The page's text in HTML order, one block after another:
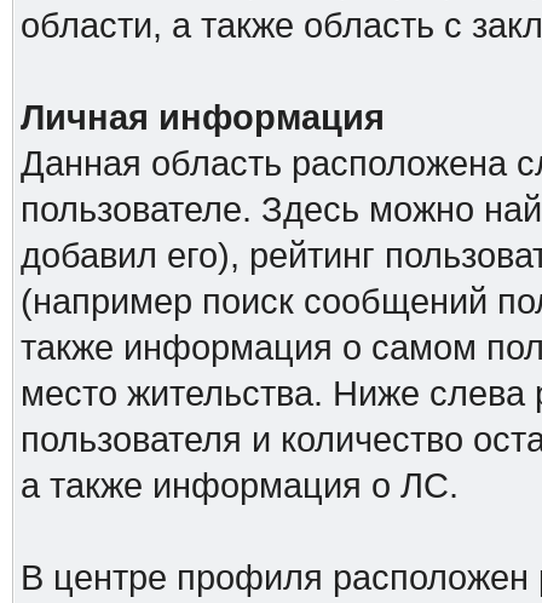
области, а также область с
Личная информация
Данная область расположена
пользователе. Здесь можно
добавил его), рейтинг
(например поиск сообщений
также информация о самом
место жительства. Ниже слева
пользователя и количество
а также информация о ЛС.
В центре профиля расположен